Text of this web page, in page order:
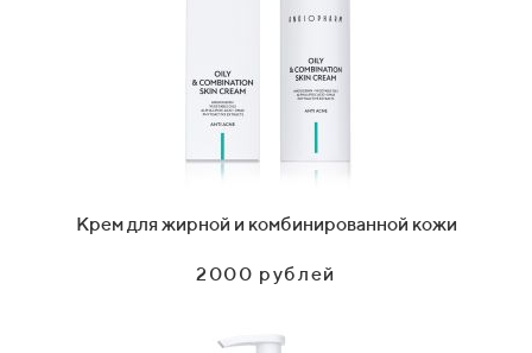
Крем для жирной и комбинированной кожи
2000 рублей